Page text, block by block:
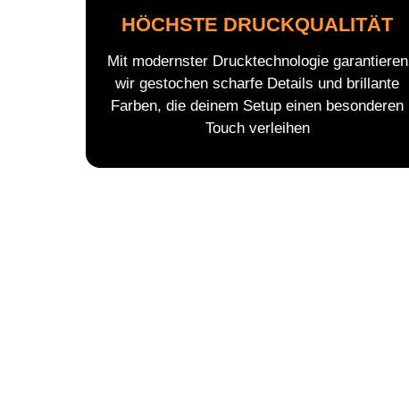
HÖCHSTE DRUCKQUALITÄT
Mit modernster Drucktechnologie garantieren
wir gestochen scharfe Details und brillante
Farben, die deinem Setup einen besonderen
Touch verleihen